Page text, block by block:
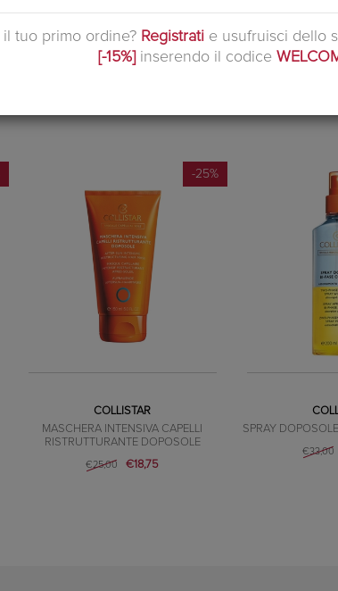
da potere idratante e lenitivo. Assicura
per pelli Ipersensibili.
-25%
COLLISTAR
MASCHERA INTENSIVA CAPELLI
RISTRUTTURANTE DOPOSOLE
€25,00 €18,75
SPRAY
€33,00
il tuo primo ordine? Registrati e usufruisci dello
[-15%] inserendo il codice